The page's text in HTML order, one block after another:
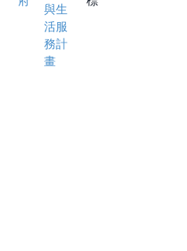
與生
活服
務計
畫